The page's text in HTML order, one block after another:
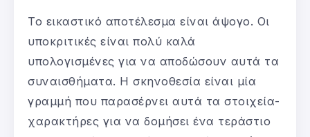
Το εικαστικό αποτέλεσμα είναι άψογο. Οι
υποκριτικές είναι πολύ καλά
υπολογισμένες για να αποδώσουν αυτά τα
συναισθήματα. Η σκηνοθεσία είναι μία
γραμμή που παρασέρνει αυτά τα στοιχεία-
χαρακτήρες για να δομήσει ένα τεράστιο